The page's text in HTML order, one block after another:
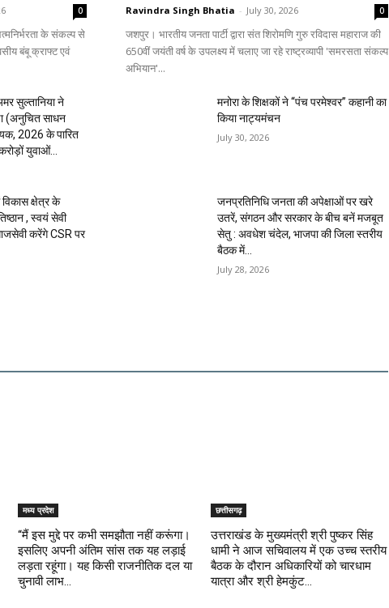
0
के संकल्प से
बंबू क्राफ्ट एवं
Ravindra Singh Bhatia - July 30, 2026 0
जशपुर। भारतीय जनता पार्टी द्वारा संत शिरोमणि गुरु रविदास महाराज की
650वीं जयंती वर्ष के उपलक्ष्य में चलाए जा रहे राष्ट्रव्यापी 'समरसता संकल्प
अभियान'...
सुल्तानिया ने
(अनुचित साधन
2026 के पारित
युवाओं...
मनोरा के शिक्षकों ने “पंच परमेश्वर” कहानी का
किया नाट्यमंचन
July 30, 2026
क्षेत्र के
, स्वयं सेवी
करेंगे CSR पर
जनप्रतिनिधि जनता की अपेक्षाओं पर खरे
उतरें, संगठन और सरकार के बीच बनें मजबूत
सेतु : अवधेश चंदेल, भाजपा की जिला स्तरीय
बैठक में...
July 28, 2026
मध्य प्रदेश
“मैं इस मुद्दे पर कभी समझौता नहीं करूंगा।
इसलिए अपनी अंतिम सांस तक यह लड़ाई
लड़ता रहूंगा। यह किसी राजनीतिक दल या
चुनावी लाभ...
छत्तीसगढ़
उत्तराखंड के मुख्यमंत्री श्री पुष्कर सिंह
धामी ने आज सचिवालय में एक उच्च स्तरीय
बैठक के दौरान अधिकारियों को चारधाम
यात्रा और श्री हेमकुंट...